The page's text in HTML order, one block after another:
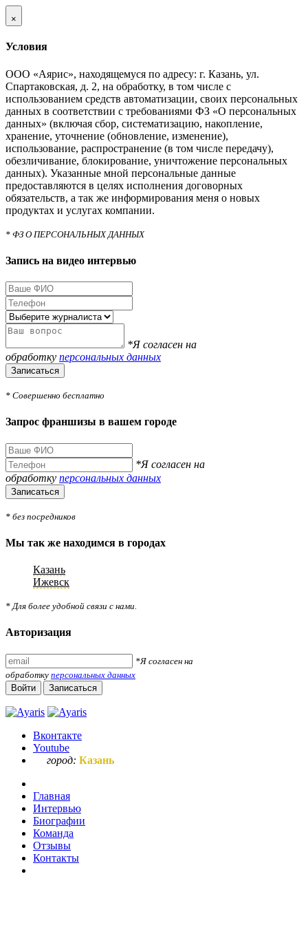
×
Условия
ООО «Аярис», находящемуся по адресу: г. Казань, ул.
Спартаковская, д. 2, на обработку, в том числе с
использованием средств автоматизации, своих персональных
данных в соответствии с требованиями ФЗ «О персональных
данных» (включая сбор, систематизацию, накопление,
хранение, уточнение (обновление, изменение),
использование, распространение (в том числе передачу),
обезличивание, блокирование, уничтожение персональных
данных). Указанные мной персональные данные
предоставляются в целях исполнения договорных
обязательств, а так же информирования меня о новых
продуктах и услугах компании.
* ФЗ О ПЕРСОНАЛЬНЫХ ДАННЫХ
Запись на видео интервью
*Я согласен на
обработку персональных данных
Записаться
* Совершенно бесплатно
Запрос франшизы в вашем городе
*Я согласен на
обработку персональных данных
Записаться
* без посредников
Мы так же находимся в городах
Казань
Ижевск
* Для более удобной связи с нами.
Авторизация
*Я согласен на
обработку персональных данных
Войти
Записаться
Вконтакте
Youtube
город: Казань
Главная
Интервью
Биографии
Команда
Отзывы
Контакты